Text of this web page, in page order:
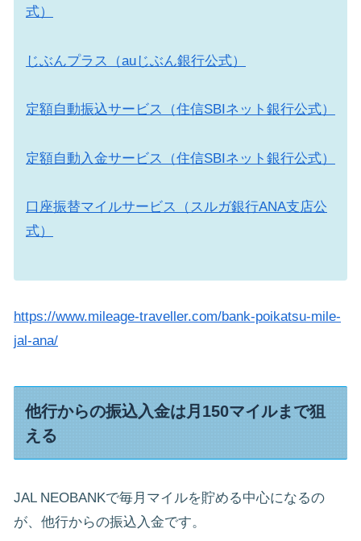
式）
じぶんプラス（auじぶん銀行公式）
定額自動振込サービス（住信SBIネット銀行公式）
定額自動入金サービス（住信SBIネット銀行公式）
口座振替マイルサービス（スルガ銀行ANA支店公
式）
https://www.mileage-traveller.com/bank-poikatsu-mile-
jal-ana/
他行からの振込入金は月150マイルまで狙
える
JAL NEOBANKで毎月マイルを貯める中心になるの
が、他行からの振込入金です。